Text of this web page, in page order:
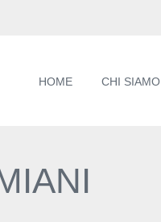
HOME CHI SIAMO